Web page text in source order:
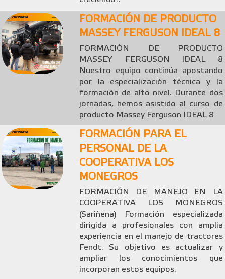
FORMACIÓN DE PRODUCTO
MASSEY FERGUSON IDEAL 8
FORMACIÓN DE PRODUCTO
MASSEY FERGUSON IDEAL 8
Nuestro equipo continúa apostando
por la especialización técnica y la
formación de alto nivel. Durante dos
jornadas, hemos asistido al curso de
producto Massey Ferguson IDEAL 8
FORMACIÓN PARA EL
PERSONAL DE LA
COOPERATIVA LOS
MONEGROS
FORMACIÓN DE MANEJO EN LA
COOPERATIVA LOS MONEGROS
(Sariñena) Formación especializada
dirigida a profesionales con amplia
experiencia en el manejo de tractores
Fendt. Su objetivo es actualizar y
ampliar los conocimientos que
incorporan estos equipos.